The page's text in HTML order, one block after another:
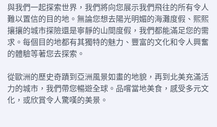
與我們一起探索世界，我們將向您展示我們飛往的所有令人
難以置信的目的地。無論您想去陽光明媚的海灘度假、熙熙
攘攘的城市探險還是寧靜的山間度假，我們都能滿足您的需
求。每個目的地都有其獨特的魅力、豐富的文化和令人興奮
的體驗等著您去探索。
從歐洲的歷史奇蹟到亞洲風景如畫的地貌，再到北美充滿活
力的城市，我們帶您暢遊全球。品嚐當地美食，感受多元文
化，或欣賞令人驚嘆的美景。